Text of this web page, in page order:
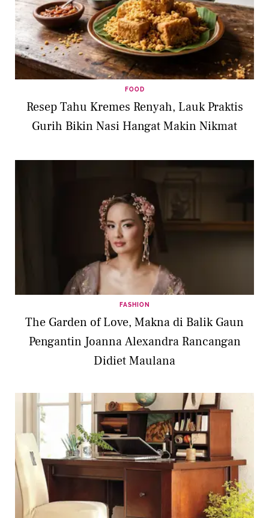
FOOD
Resep Tahu Kremes Renyah, Lauk Praktis
Gurih Bikin Nasi Hangat Makin Nikmat
FASHION
The Garden of Love, Makna di Balik Gaun
Pengantin Joanna Alexandra Rancangan
Didiet Maulana